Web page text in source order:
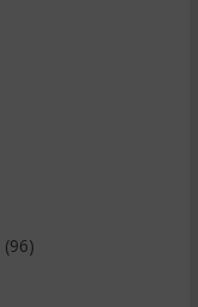
(96)